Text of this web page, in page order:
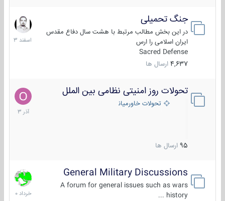
جنگ تحمیلی
در این بخش مطالب مرتبط با هشت سال دفاع مقدس
ایران اسلامی را ارس
Sacred Defense
4,637 ارسال ها
20
اسفند
1403
تحولات روز امنیتی نظامی بین الملل
تحولات خاورمیانه
95 ارسال ها
21
آذر
1403
General Military Discussions
A forum for general issues such as wars
history ...
10
خرداد
1400